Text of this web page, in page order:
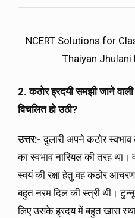
NCERT Solutions for
Thaiyan Jhulani
2. कठोर ह्रदयी समझी जाने वाली
विचलित हो उठी?
उत्तर:-दुलारी अपने कठोर स्वभाव
का स्वभाव नारियल की तरह
स्वयं की रक्षा हेतु वह कठोर
बहुत नरम दिल की स्त्री थी।
लिए उसके ह्रदय में बहुत खास